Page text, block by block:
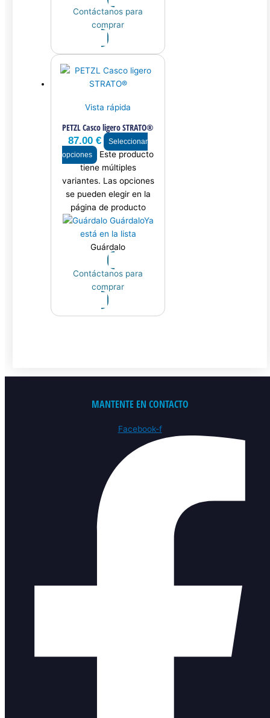
Contáctanos para
comprar
Vista rápida
PETZL Casco ligero STRATO®
87.00€
Seleccionar
opciones
Este producto
tiene múltiples
variantes. Las opciones
se pueden elegir en la
página de producto
GuárdaloYa
está en la lista
Guárdalo
Contáctanos para
comprar
MANTENTE EN CONTACTO
Facebook-f